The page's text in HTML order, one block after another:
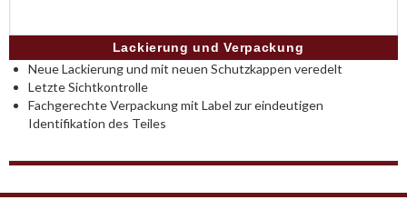
Lackierung und Verpackung
Neue Lackierung und mit neuen Schutzkappen veredelt
Letzte Sichtkontrolle
Fachgerechte Verpackung mit Label zur eindeutigen
Identifikation des Teiles